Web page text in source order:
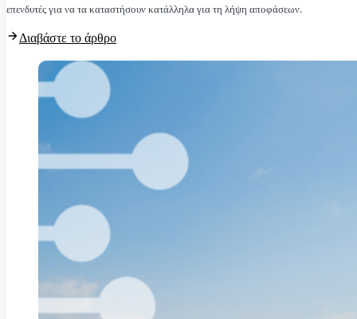
επενδυτές για να τα καταστήσουν κατάλληλα για τη λήψη αποφάσεων.
Διαβάστε το άρθρο